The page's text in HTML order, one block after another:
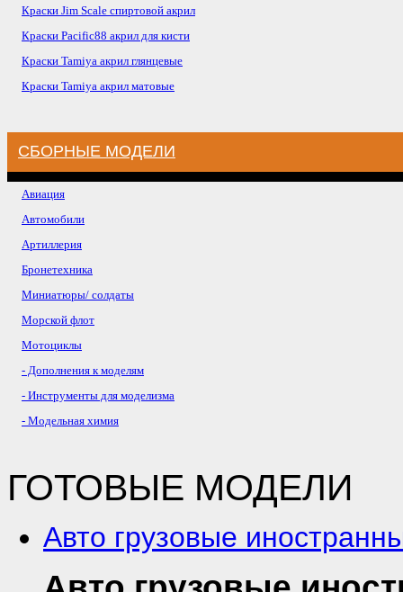
Краски Jim Scale спиртовой акрил
Краски Pacific88 акрил для кисти
Краски Tamiya акрил глянцевые
Краски Tamiya акрил матовые
СБОРНЫЕ МОДЕЛИ
Авиация
Автомобили
Артиллерия
Бронетехника
Миниатюры/ солдаты
Морской флот
Мотоциклы
- Дополнения к моделям
- Инструменты для моделизма
- Модельная химия
ГОТОВЫЕ МОДЕЛИ
Авто грузовые